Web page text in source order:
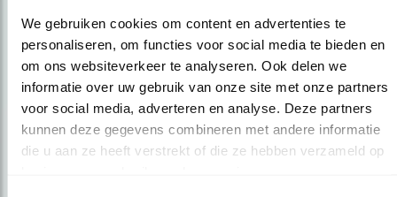
We gebruiken cookies om content en advertenties te
personaliseren, om functies voor social media te bieden en
om ons websiteverkeer te analyseren. Ook delen we
informatie over uw gebruik van onze site met onze partners
voor social media, adverteren en analyse. Deze partners
kunnen deze gegevens combineren met andere informatie
die u aan ze heeft verstrekt of die ze hebben verzameld op
Op de hoogte blijven?
Meld je aan en ontvang nieuws, inspiratie, acties en tips
over vogels en activiteiten van Vogelbescherming.